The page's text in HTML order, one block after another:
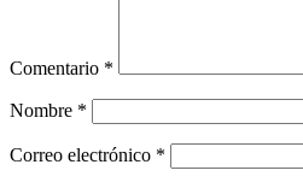
Comentario *
Nombre *
Correo electrónico *